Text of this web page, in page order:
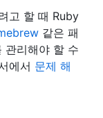
고 할 때 Ruby
같은 패
관리해야 할 수
에서 문제 해